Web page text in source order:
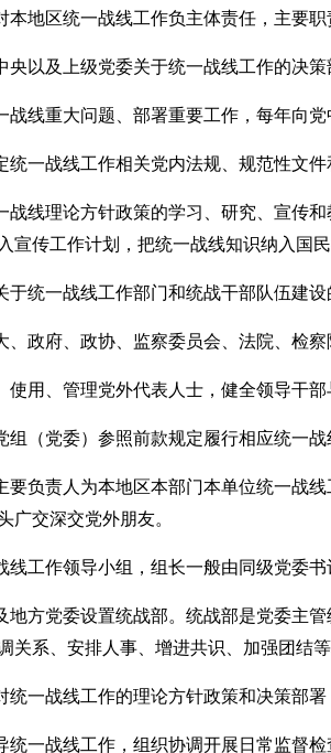
地区统一战线工作负主体责任，主要职
央以及上级党委关于统一战线工作的决
战线重大问题、部署重要工作，每年向
统一战线工作相关党内法规、规范性文
战线理论方针政策的学习、研究、宣传
宣传工作计划，把统一战线知识纳入国民
于统一战线工作部门和统战干部队伍建
、政府、政协、监察委员会、法院、检
使用、管理党外代表人士，健全领导干
组（党委）参照前款规定履行相应统一
要负责人为本地区本部门本单位统一战
广交深交党外朋友。
线工作领导小组，组长一般由同级党委书
方党委设置统战部。统战部是党委主
关系、安排人事、增进共识、加强团结等
统一战线工作的理论方针政策和决策部
统一战线工作，组织协调开展日常监督检